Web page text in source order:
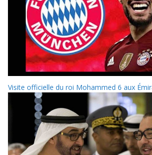
Visite officielle du roi Mohammed 6 aux